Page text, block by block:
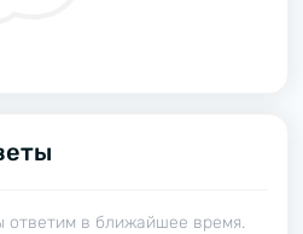
ответим в ближайшее время.